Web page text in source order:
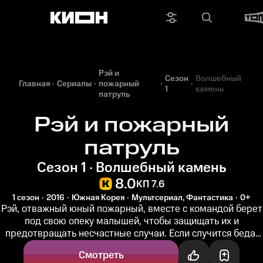
Главная Сериалы
Рэй и
пожарный
патруль
Сезон
1
Волшебный
камень
Рэй и пожарный
патруль
Сезон 1 · Волшебный камень
8.0КП 7.6
1 сезон 2016 Южная Корея Мультсериал, Фантастика 0+
Рэй, отважный юный пожарный, вместе с командой берет
под свою опеку малышей, чтобы защищать их и
предотвращать несчастные случаи. Если случится беда,
Рэй и его надежные...
Смотреть